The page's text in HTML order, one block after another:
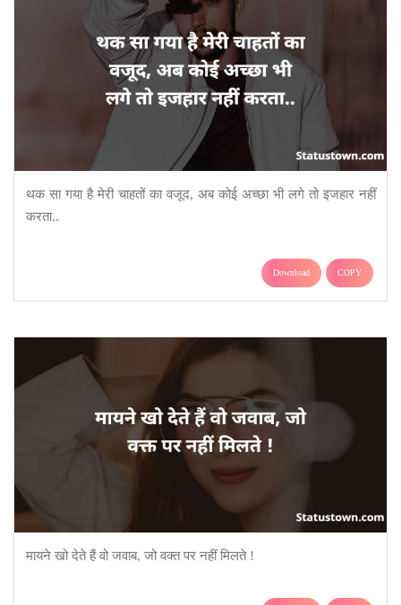
थक सा गया है मेरी चाहतों का वजूद, अब कोई अच्छा भी लगे तो इजहार नहीं
करता..
Download COPY
मायने खो देते हैं वो जवाब, जो वक्त पर नहीं मिलते !